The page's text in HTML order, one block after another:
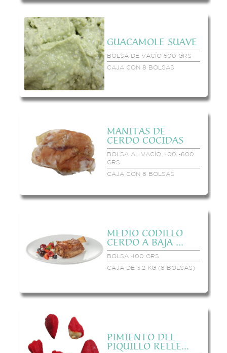
GUACAMOLE SUAVE
BOLSA DE VACÍO 500 GRS
CAJA CON 8 BOLSAS
MANITAS DE
CERDO COCIDAS
BOLSA AL VACÍO 400 -600
GRS
CAJA CON 8 BOLSAS
MEDIO CODILLO
CERDO A BAJA ...
BOLSA 400 GRS
CAJA DE 3.2 KG (8 BOLSAS)
PIMIENTO DEL
PIQUILLO RELLE...